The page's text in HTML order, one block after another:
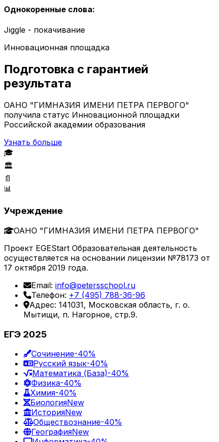
Однокоренные слова:
Jiggle - покачивание
Инновационная площадка
Подготовка с гарантией
результата
ОАНО "ГИМНАЗИЯ ИМЕНИ ПЕТРА ПЕРВОГО"
получила статус Инновационной площадки
Российской академии образования
Узнать больше
🎓
🏛️
📄
📊
Учреждение
ОАНО "ГИМНАЗИЯ ИМЕНИ ПЕТРА ПЕРВОГО"
Проект EGEStart Образовательная деятельность
осуществляется на основании лицензии №78173 от
17 октября 2019 года.
Email: info@petersschool.ru
Телефон: +7 (495) 788-36-96
Адрес: 141031, Московская область, г. о.
Мытищи, п. Нагорное, стр.9.
ЕГЭ 2025
Сочинение-40%
Русский язык-40%
Математика (База)-40%
Физика-40%
Химия-40%
БиологияNew
ИсторияNew
Обществознание-40%
ГеографияNew